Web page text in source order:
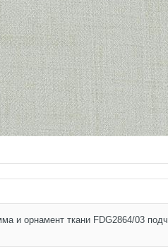
и орнамент ткани FDG2864/03